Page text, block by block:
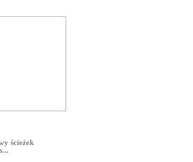
ścieżek